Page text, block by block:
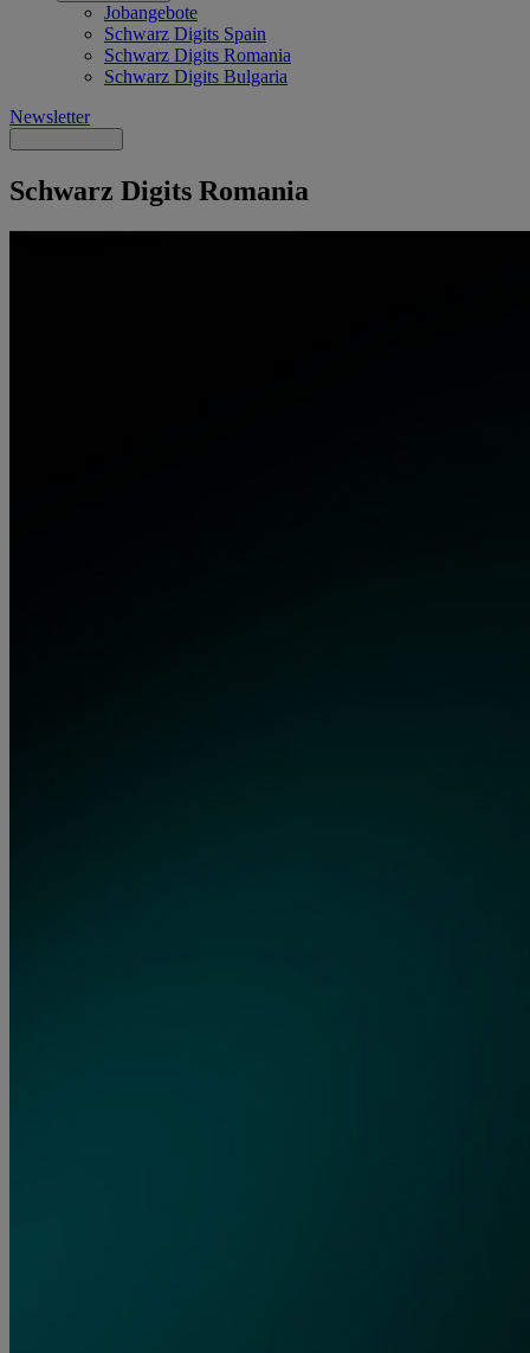
Jobangebote
Schwarz Digits Spain
Schwarz Digits Romania
Schwarz Digits Bulgaria
Newsletter
Schwarz Digits Romania